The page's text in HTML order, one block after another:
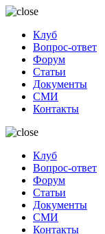
Клуб
Вопрос-ответ
Форум
Статьи
Документы
СМИ
Контакты
Клуб
Вопрос-ответ
Форум
Статьи
Документы
СМИ
Контакты